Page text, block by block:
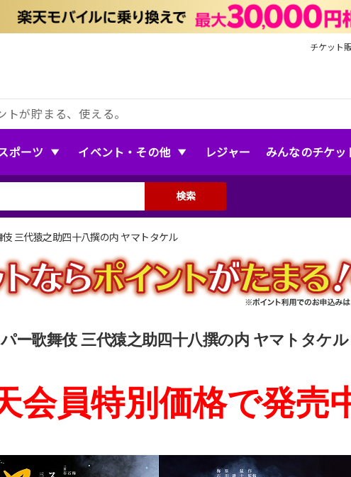
チケット
が貯まる、使える。
ポーツ イベント・その他 レジャー みんなのチケッ
検索
三代猿之助四十八撰の内 ヤマトタケル
ー歌舞伎 三代猿之助四十八撰の内 ヤマトタケル
会員特別価格で発売